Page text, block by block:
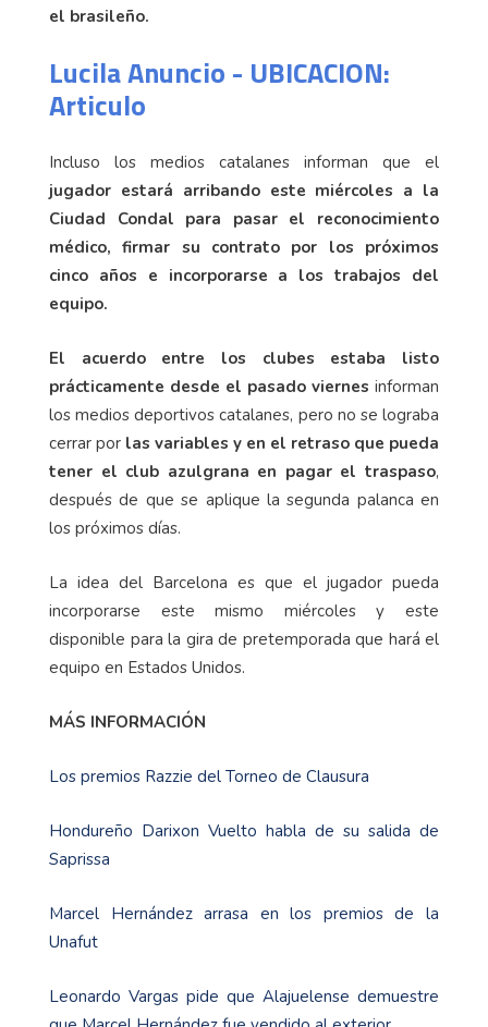
el brasileño.
Lucila Anuncio - UBICACION:
Articulo
Incluso los medios catalanes informan que el
jugador estará arribando este miércoles a la
Ciudad Condal para pasar el
reconocimiento
médico, firmar su contrato por los próximos
cinco años e incorporarse a los trabajos del
equipo.
El acuerdo entre los clubes estaba listo
prácticamente desde el pasado viernes informan
los medios deportivos catalanes, pero no se lograba
cerrar por las variables y en el retraso que pueda
tener el club azulgrana en pagar el traspaso,
después de que se aplique la segunda palanca en
los próximos días.
La idea del Barcelona es que el jugador pueda
incorporarse este mismo miércoles y este
disponible para la gira de pretemporada que hará el
equipo en Estados Unidos.
MÁS INFORMACIÓN
Los premios Razzie del Torneo de Clausura
Hondureño Darixon Vuelto habla de su salida de
Saprissa
Marcel Hernández arrasa en los premios de la
Unafut
Leonardo Vargas pide que Alajuelense demuestre